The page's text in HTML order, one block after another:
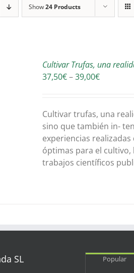
Show24 Products
Cultivar Trufas, una
37,50€–39,00€Interval
37,50€
a
39,00€
Cultivar trufas, una
sino que también in-
experiencias
óptimas para el cultivo,
trabajos científicos
SL Popular